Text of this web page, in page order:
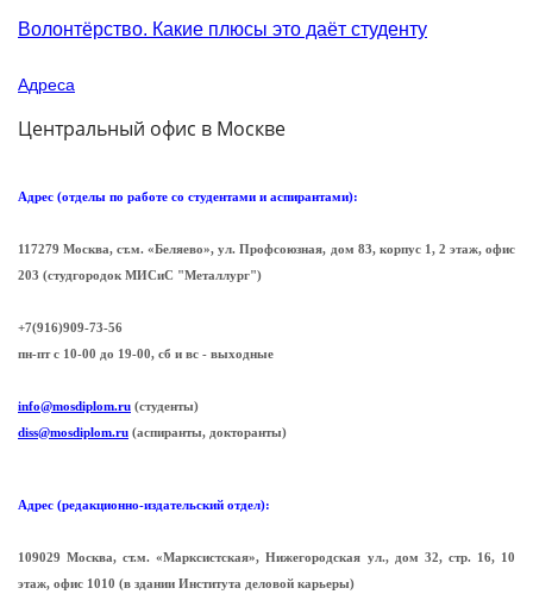
Волонтёрство. Какие плюсы это даёт студенту
Адреса
Центральный офис в Москве
Адрес (отделы по работе со студентами и аспирантами):
117279 Москва, ст.м. «Беляево», ул. Профсоюзная, дом 83, корпус 1, 2 этаж, офис
203 (cтудгородок МИСиС "Металлург")
+7(916)909-73-56
пн-пт с 10-00 до 19-00, сб и вс - выходные
info@mosdiplom.ru (студенты)
diss@mosdiplom.ru (аспиранты, докторанты)
Адрес (редакционно-издательский отдел):
109029 Москва, ст.м. «Марксистская», Нижегородская ул., дом 32, стр. 16, 10
этаж, офис 1010 (в здании Института деловой карьеры)